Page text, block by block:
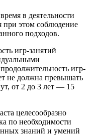
в деятельности
при этом соблюдение
подходов.
игр-занятий
игр-
не должна превышать
от 2 до 3 лет — 15
целесообразно
по необходимости
знаний и умений